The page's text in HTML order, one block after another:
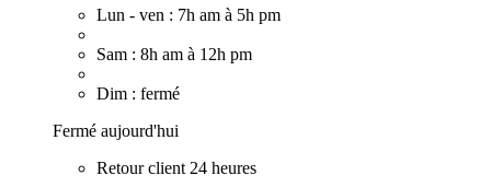
Lun - ven : 7h am à 5h pm
Sam : 8h am à 12h pm
Dim : fermé
Fermé aujourd'hui
Retour client 24 heures